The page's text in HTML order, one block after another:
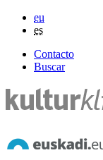
eu
es
Contacto
Buscar